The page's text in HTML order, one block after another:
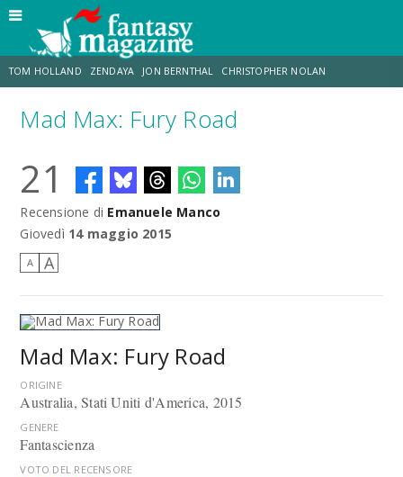
TOM HOLLAND ZENDAYA JON BERNTHAL CHRISTOPHER NOLAN
STRANIMONDI LUCCA COMICS & GAMES ODISSEA
JACOB BATALON ERIK SOMMERS
Mad Max: Fury Road
21
Recensione di Emanuele Manco
Giovedì 14 maggio 2015
A A
Mad Max: Fury Road
ORIGINE
Australia, Stati Uniti d'America, 2015
GENERE
Fantascienza
VOTO DEL RECENSORE